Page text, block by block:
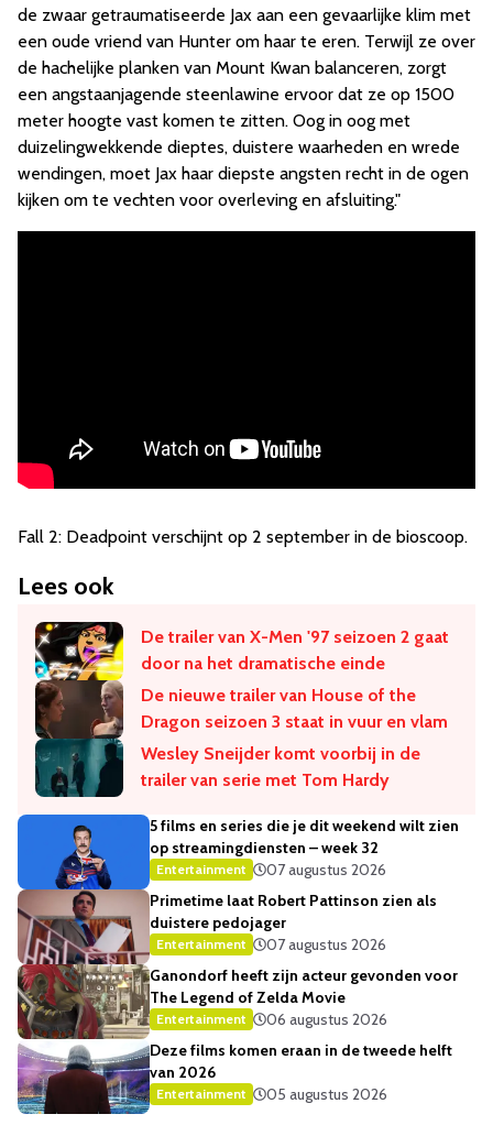
de zwaar getraumatiseerde Jax aan een gevaarlijke klim met
een oude vriend van Hunter om haar te eren. Terwijl ze over
de hachelijke planken van Mount Kwan balanceren, zorgt
een angstaanjagende steenlawine ervoor dat ze op 1500
meter hoogte vast komen te zitten. Oog in oog met
duizelingwekkende dieptes, duistere waarheden en wrede
wendingen, moet Jax haar diepste angsten recht in de ogen
kijken om te vechten voor overleving en afsluiting."
Fall 2: Deadpoint verschijnt op 2 september in de bioscoop.
Lees ook
De trailer van X-Men '97 seizoen 2 gaat
door na het dramatische einde
De nieuwe trailer van House of the
Dragon seizoen 3 staat in vuur en vlam
Wesley Sneijder komt voorbij in de
trailer van serie met Tom Hardy
5 films en series die je dit weekend wilt zien
op streamingdiensten – week 32
Entertainment
07 augustus 2026
Primetime laat Robert Pattinson zien als
duistere pedojager
Entertainment
07 augustus 2026
Ganondorf heeft zijn acteur gevonden voor
The Legend of Zelda Movie
Entertainment
06 augustus 2026
Deze films komen eraan in de tweede helft
van 2026
Entertainment 05 augustus 2026